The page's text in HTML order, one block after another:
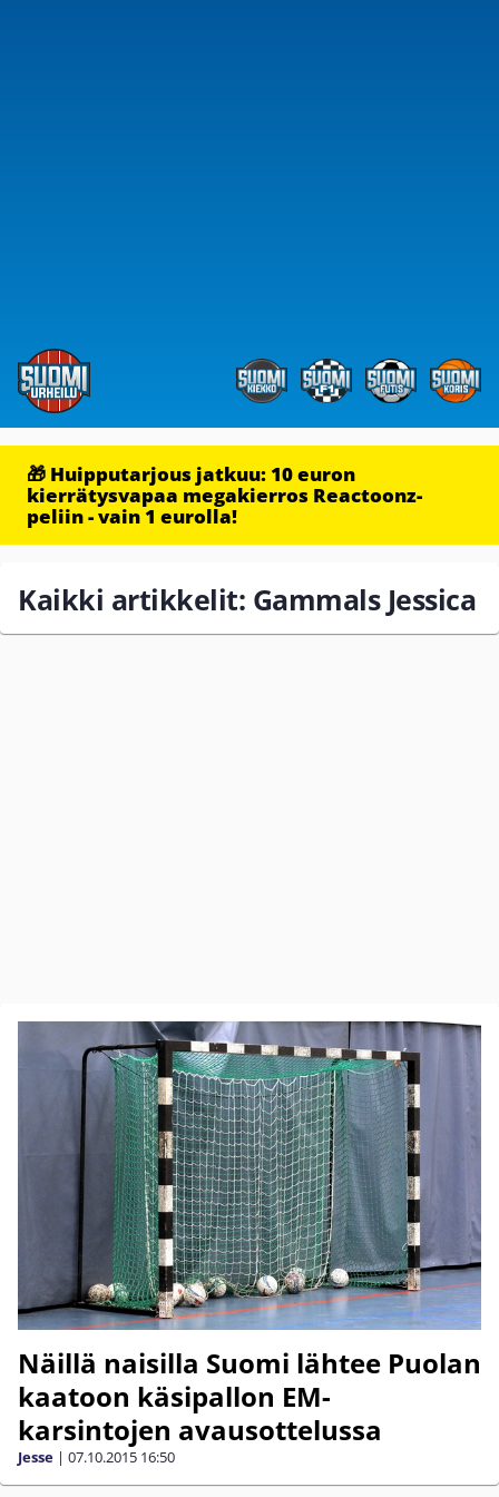
🎁 Huipputarjous jatkuu: 10 euron
kierrätysvapaa megakierros Reactoonz-
peliin - vain 1 eurolla!
Kaikki artikkelit: Gammals Jessica
Näillä naisilla Suomi lähtee Puolan
kaatoon käsipallon EM-
karsintojen avausottelussa
Jesse | 07.10.2015 16:50